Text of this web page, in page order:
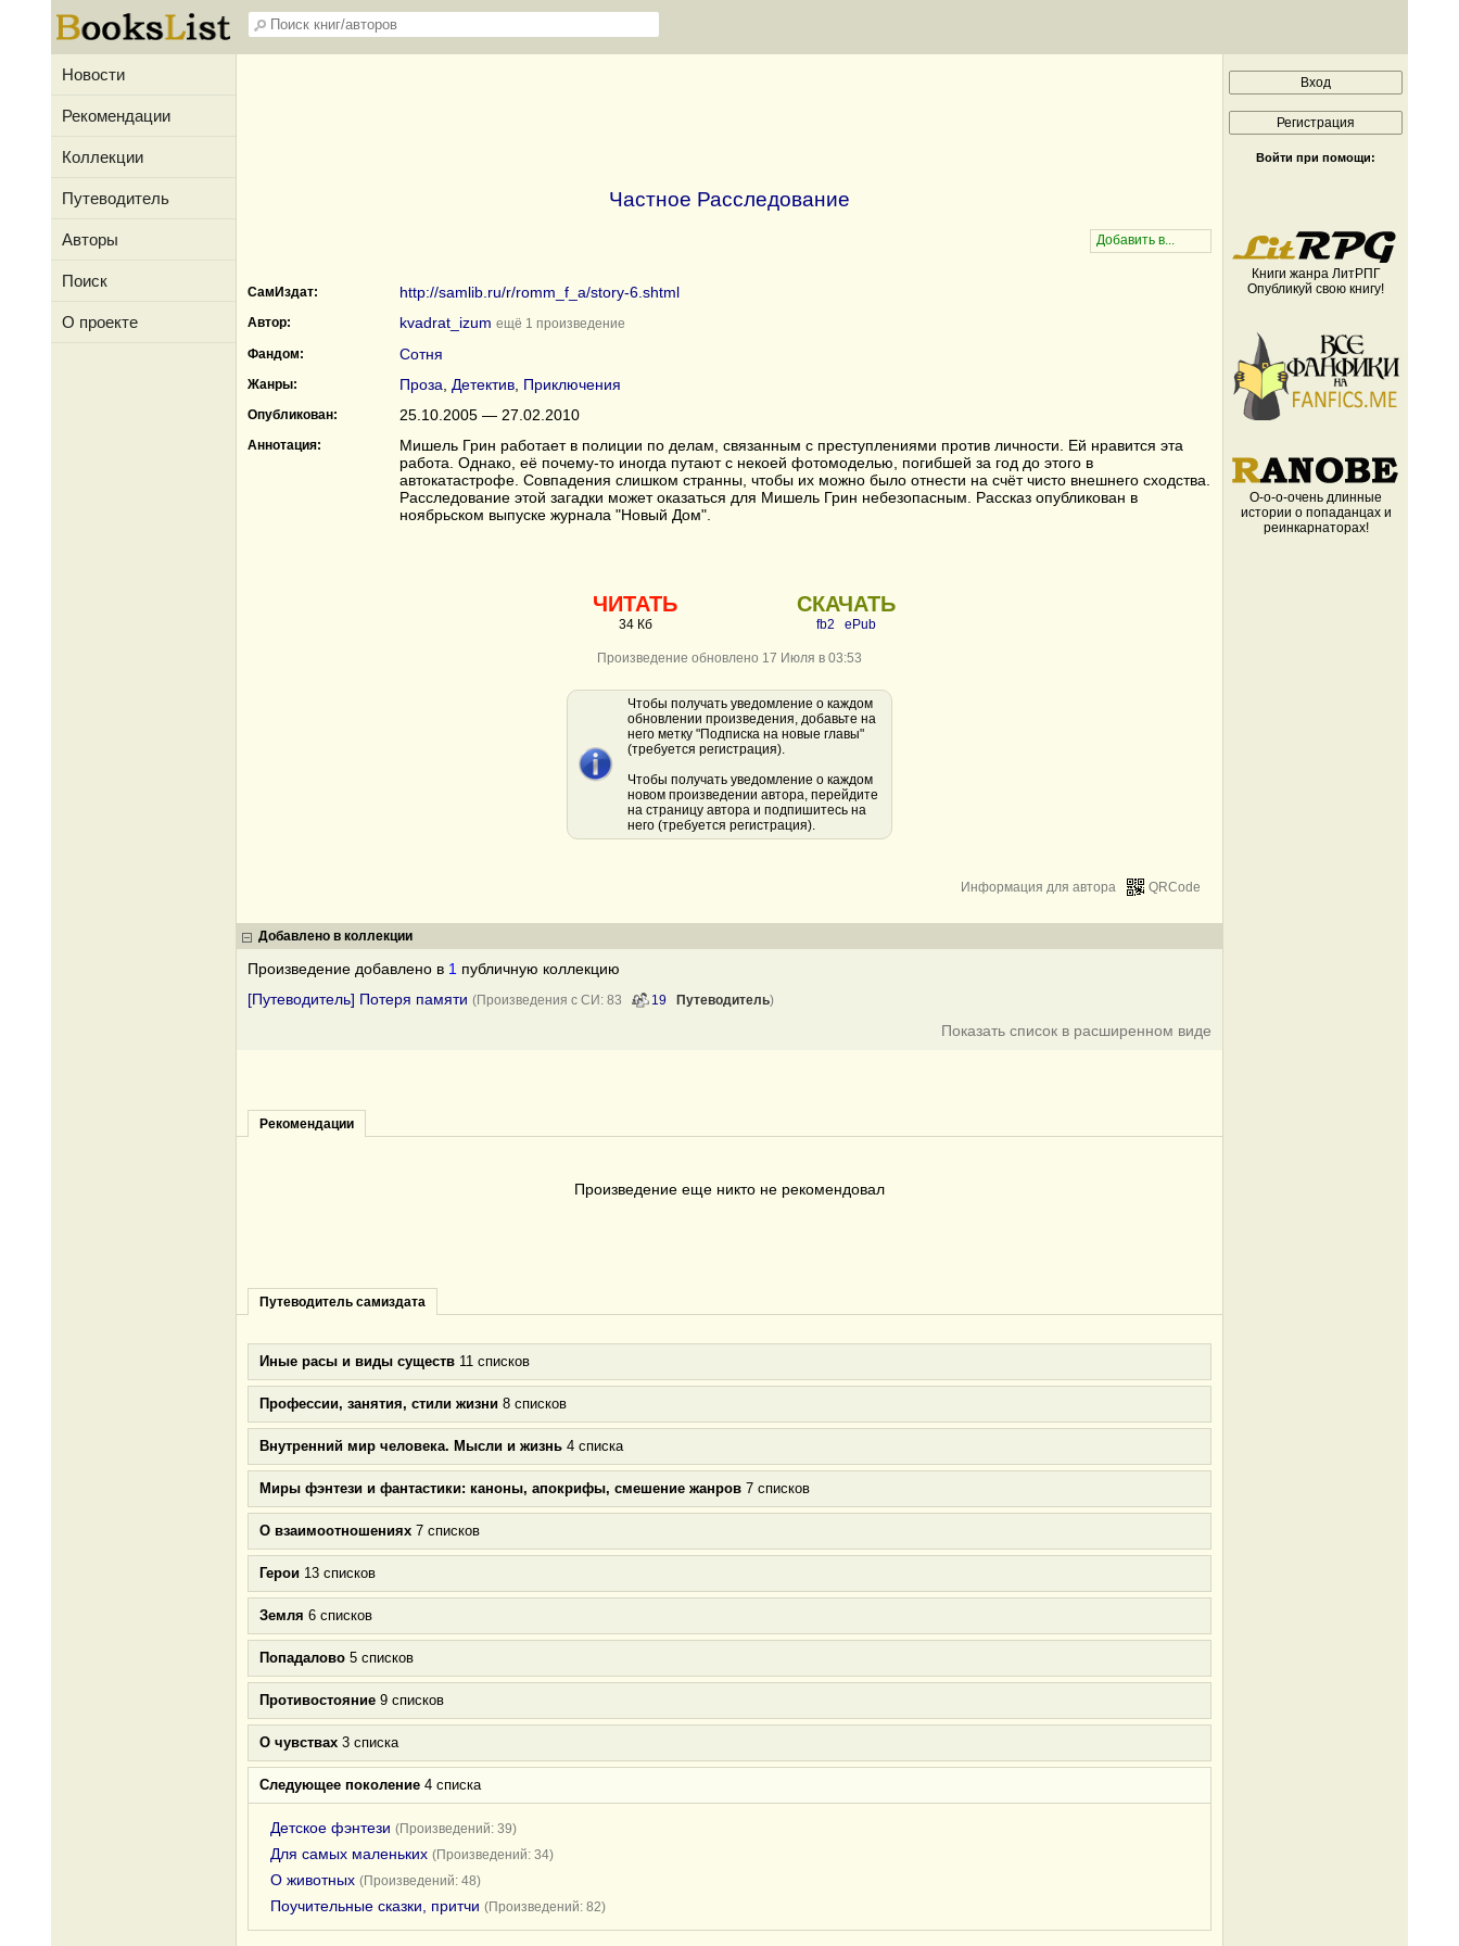
Новости
Рекомендации
Коллекции
Путеводитель
Авторы
Поиск
О проекте
Частное Расследование
СамИздат: http://samlib.ru/r/romm_f_a/story-6.shtml
Автор: kvadrat_izum ещё 1 произведение
Фандом:
Сотня
Жанры: Проза Детектив Приключения
Опубликован: 25.10.2005 — 27.02.2010
Аннотация:
Мишель Грин работает в полиции по делам, связанным с преступлениями против личности. Ей нравится эта
работа. Однако, её почему-то иногда путают с некоей фотомоделью, погибшей за год до этого в
автокатастрофе. Совпадения слишком странны, чтобы их можно было отнести на счёт чисто внешнего сходства.
Расследование этой загадки может оказаться для Мишель Грин небезопасным. Рассказ опубликован в
ноябрьском выпуске журнала "Новый Дом".
ЧИТАТЬ
34 Кб
СКАЧАТЬ
fb2 ePub
Произведение обновлено 17 Июля в 03:53
Чтобы получать уведомление о каждом
обновлении произведения, добавьте на
него метку "Подписка на новые главы"
(требуется регистрация).
Чтобы получать уведомление о каждом
новом произведении автора, перейдите
на страницу автора и подпишитесь на
него (требуется регистрация).
QRCode
Информация для автора
Добавлено в коллекции
Произведение добавлено в 1 публичную коллекцию
[Путеводитель] Потеря памяти (Произведения с СИ: 83 19 Путеводитель)
Показать список в расширенном виде
Рекомендации
Произведение еще никто не рекомендовал
Путеводитель самиздата
Иные расы и виды существ 11 списков
Профессии, занятия, стили жизни 8 списков
Внутренний мир человека. Мысли и жизнь 4 списка
Миры фэнтези и фантастики: каноны, апокрифы, смешение жанров 7 списков
О взаимоотношениях 7 списков
Герои 13 списков
Земля 6 списков
Попадалово 5 списков
Противостояние 9 списков
О чувствах 3 списка
Следующее поколение 4 списка
Детское фэнтези (Произведений: 39)
Для самых маленьких (Произведений: 34)
О животных (Произведений: 48)
Поучительные сказки, притчи (Произведений: 82)
Войти при помощи:
Книги жанра ЛитРПГ
Опубликуй свою книгу!
О-о-о-очень длинные
истории о попаданцах и
реинкарнаторах!